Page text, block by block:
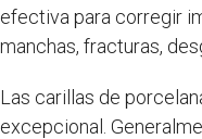
efectiva para corregir
manchas, fracturas,
Las carillas de
excepcional.